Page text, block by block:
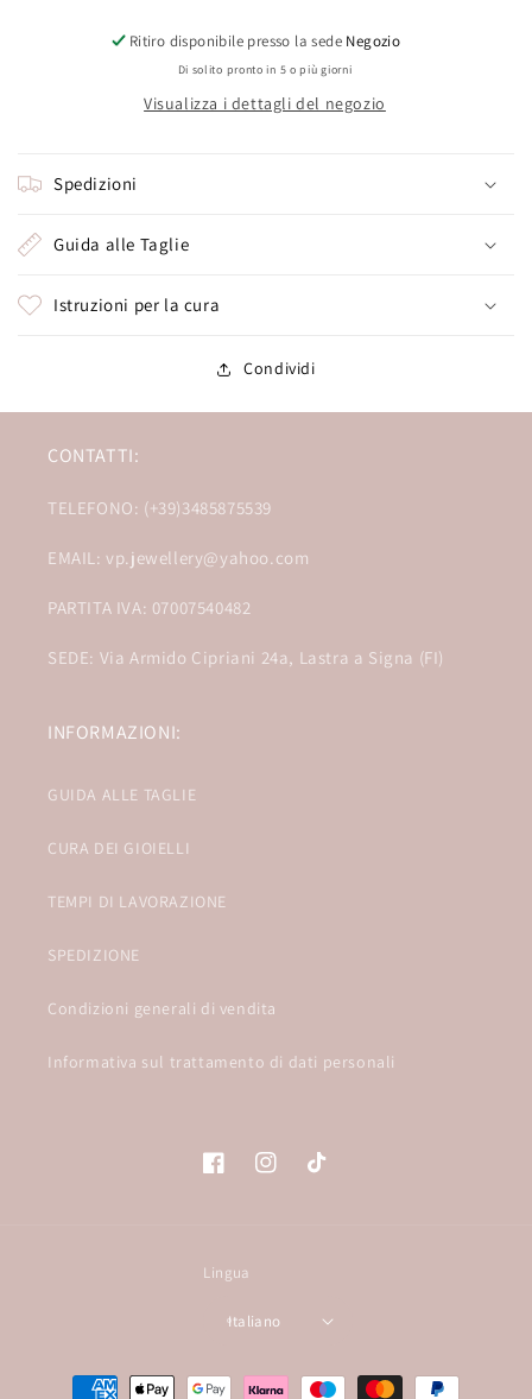
Ritiro disponibile presso la sede Negozio
Di solito pronto in 5 o più giorni
Visualizza i dettagli del negozio
Spedizioni
Guida alle Taglie
Istruzioni per la cura
Condividi
CONTATTI:
TELEFONO: (+39)3485875539
EMAIL: vp.jewellery@yahoo.com
PARTITA IVA: 07007540482
SEDE: Via Armido Cipriani 24a, Lastra a Signa (FI)
INFORMAZIONI:
GUIDA ALLE TAGLIE
CURA DEI GIOIELLI
TEMPI DI LAVORAZIONE
SPEDIZIONE
Condizioni generali di vendita
Informativa sul trattamento di dati personali
FacebookInstagramTikTok
Lingua
Italiano
Metodi